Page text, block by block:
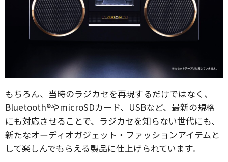
もちろん、当時のラジカセを再現するだけではなく、
Bluetooth®やmicroSDカード、USBなど、最新の規格
にも対応させることで、ラジカセを知らない世代にも、
新たなオーディオガジェット・ファッションアイテムと
して楽しんでもらえる製品に仕上げられています。